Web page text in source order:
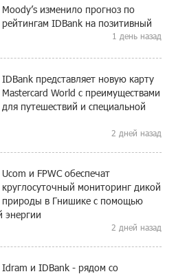
Moody’s изменило прогноз по
рейтингам IDBank на позитивный
1 день назад
IDBank представляет новую карту
Mastercard World с преимуществами
для путешествий и специальной
2 дней назад
Ucom и FPWC обеспечат
круглосуточный мониторинг дикой
природы в Гнишике с помощью
энергии
2 дней назад
Idram и IDBank - рядом со